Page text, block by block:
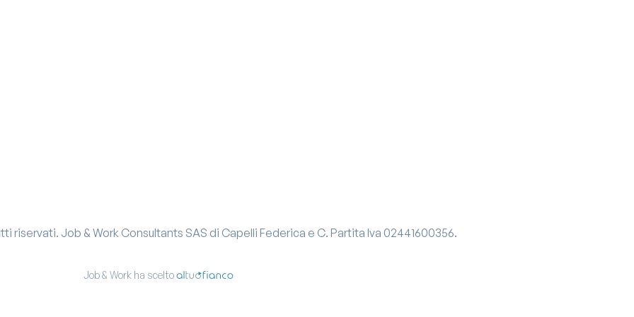
riservati. Job & Work Consultants SAS di Capelli Federica e C. Partita Iva 02441600356.
Job & Work ha scelto